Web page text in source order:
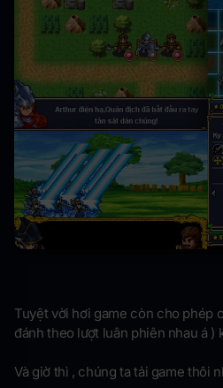
Tuyệt vời hơi game còn cho phép
đánh theo lượt luân phiên nhau á )
Và giờ thì , chúng ta tải game thôi